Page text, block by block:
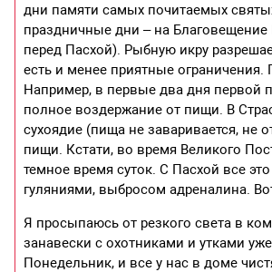
дни памяти самых почитаемых
праздничные дни – на
перед Пасхой). Рыбную икру
есть и менее приятные
Например, в первые два дня первой
полное воздержание от пищи. В
сухоядие (пища не заваривается, не
пищи. Кстати, во время Великого
темное время суток. С Пасхой все
гуляниями, выбросом адреналина.
Я просыпаюсь от резкого света в
занавески с охотниками и утками
Понедельник, и все у нас в доме